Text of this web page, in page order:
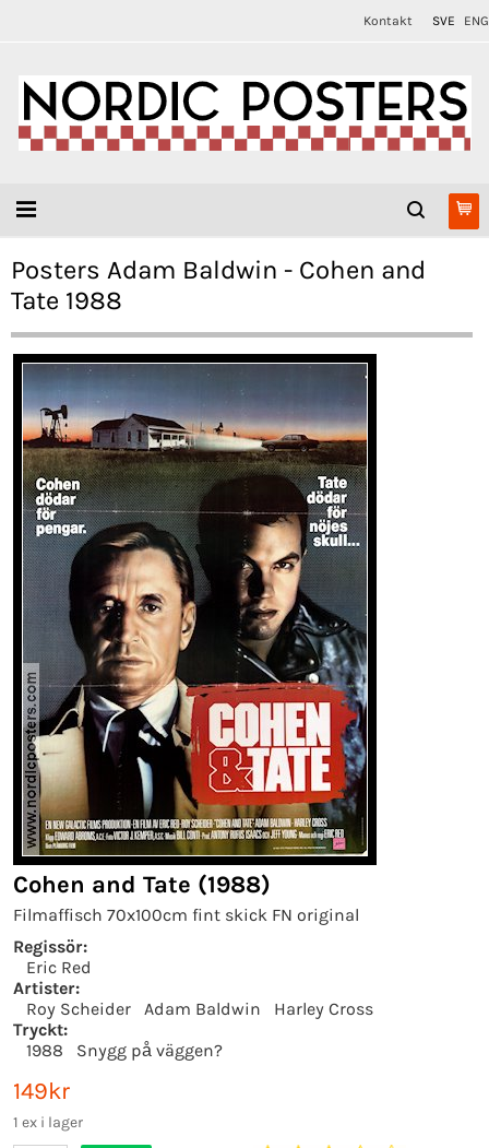
Kontakt SVE ENG
Posters Adam Baldwin - Cohen and
Tate 1988
Cohen and Tate (1988)
Filmaffisch 70x100cm fint skick FN original
Regissör:
Eric Red
Artister:
Roy Scheider
Adam Baldwin
Harley Cross
Tryckt:
1988
Snygg på väggen?
149kr
1 ex i lager